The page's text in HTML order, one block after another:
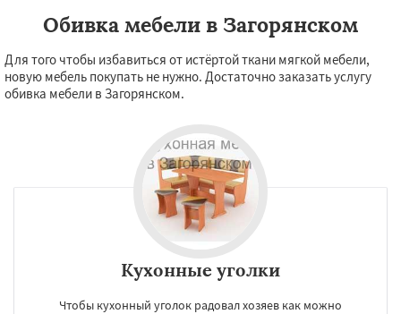
Обивка мебели в Загорянском
Для того чтобы избавиться от истёртой ткани мягкой мебели,
новую мебель покупать не нужно. Достаточно заказать услугу
обивка мебели в Загорянском.
Кухонные уголки
Чтобы кухонный уголок радовал хозяев как можно